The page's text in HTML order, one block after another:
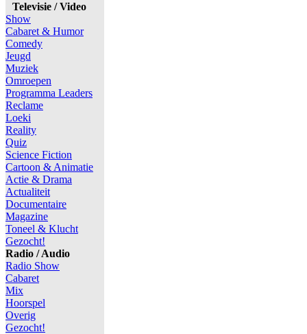
Televisie / Video
Show
Cabaret & Humor
Comedy
Jeugd
Muziek
Omroepen
Programma Leaders
Reclame
Loeki
Reality
Quiz
Science Fiction
Cartoon & Animatie
Actie & Drama
Actualiteit
Documentaire
Magazine
Toneel & Klucht
Gezocht!
Radio / Audio
Radio Show
Cabaret
Mix
Hoorspel
Overig
Gezocht!